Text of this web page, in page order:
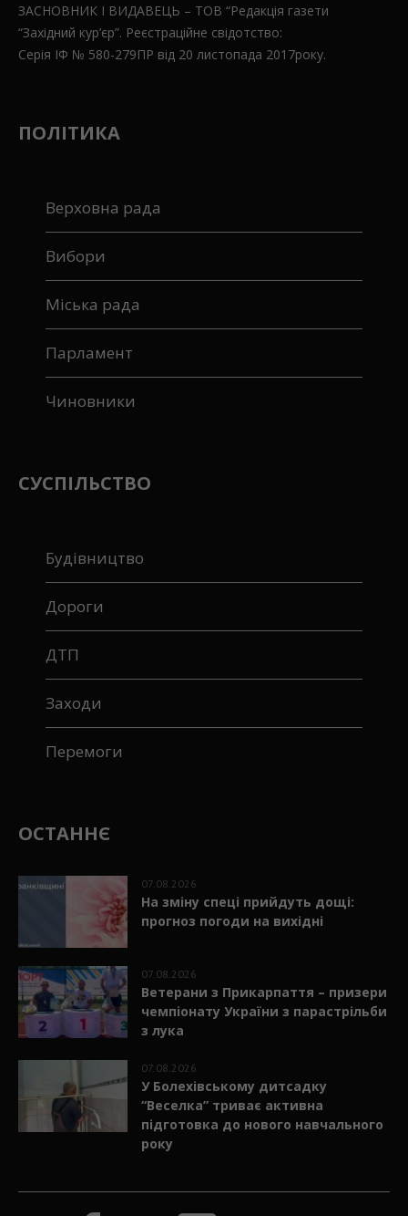
ЗАСНОВНИК І ВИДАВЕЦЬ – ТОВ “Редакція газети
“Західний кур’єр”. Реєстраційне свідотство:
Серія ІФ № 580-279ПР від 20 листопада 2017року.
ПОЛІТИКА
Верховна рада
Вибори
Міська рада
Парламент
Чиновники
СУСПІЛЬСТВО
Будівництво
Дороги
ДТП
Заходи
Перемоги
ОСТАННЄ
07.08.2026
На зміну спеці прийдуть дощі:
прогноз погоди на вихідні
07.08.2026
Ветерани з Прикарпаття – призери
чемпіонату України з парастрільби
з лука
07.08.2026
У Болехівському дитсадку
“Веселка” триває активна
підготовка до нового навчального
року